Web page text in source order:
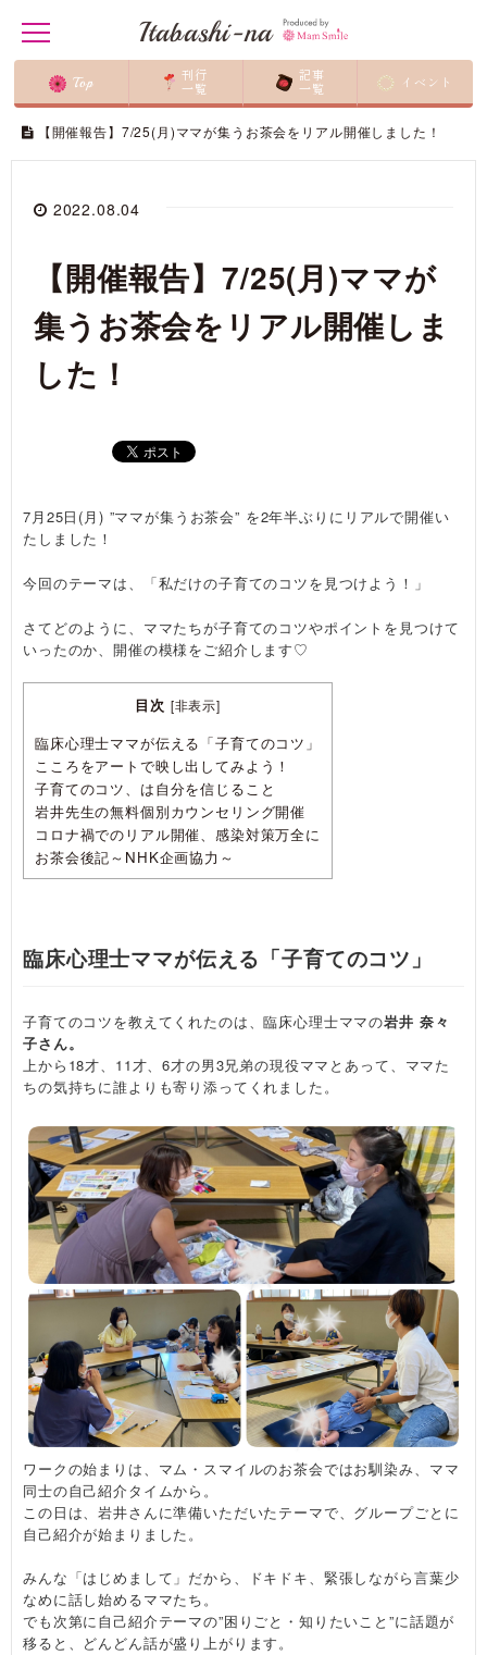
t
o
l
a
g
Itabashi-na
Top
刊行
一覧
記事
一覧
イベント
ホーム/ マム・スマイルの活動/ ママが集うお茶会/
【開催報告】7/25(月)ママが集うお茶会をリアル開催しました！
2022.08.04
【開催報告】7/25(月)ママが
集うお茶会をリアル開催しま
した！
7月25日(月) ”ママが集うお茶会” を2年半ぶりにリアルで開催い
たしました！
今回のテーマは、「私だけの子育てのコツを見つけよう！」
さてどのように、ママたちが子育てのコツやポイントを見つけて
いったのか、開催の模様をご紹介します♡
目次 [非表示]
臨床心理士ママが伝える「子育てのコツ」
こころをアートで映し出してみよう！
子育てのコツ、は自分を信じること
岩井先生の無料個別カウンセリング開催
コロナ禍でのリアル開催、感染対策万全に
お茶会後記～NHK企画協力～
臨床心理士ママが伝える「子育てのコツ」
子育てのコツを教えてくれたのは、臨床心理士ママの岩井 奈々
子さん。
上から18才、11才、6才の男3兄弟の現役ママとあって、ママた
ちの気持ちに誰よりも寄り添ってくれました。
ワークの始まりは、マム・スマイルのお茶会ではお馴染み、ママ
同士の自己紹介タイムから。
この日は、岩井さんに準備いただいたテーマで、グループごとに
自己紹介が始まりました。
みんな「はじめまして」だから、ドキドキ、緊張しながら言葉少
なめに話し始めるママたち。
でも次第に自己紹介テーマの”困りごと・知りたいこと”に話題が
移ると、どんどん話が盛り上がります。